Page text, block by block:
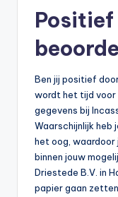
Ben jij positief
wordt het tijd voor
gegevens bij
Waarschijnlijk heb
het oog,
binnen jouw
Driestede B.V. in
papier gaan